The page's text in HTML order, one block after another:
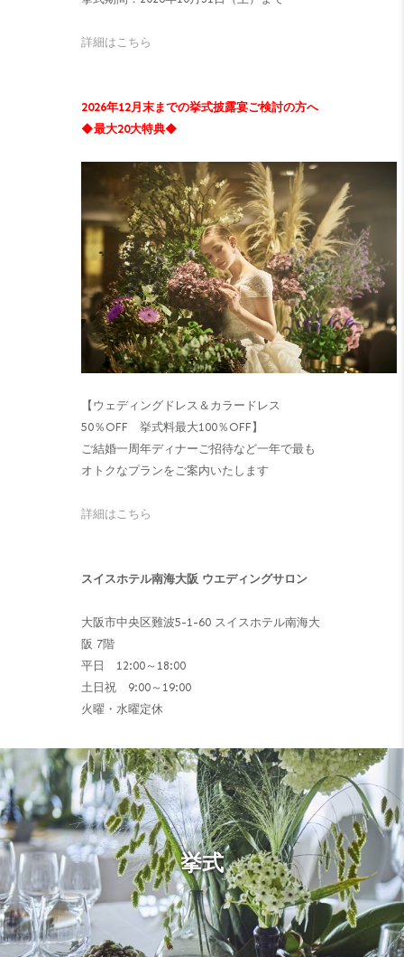
詳細はこちら
2026年12月末までの挙式披露宴ご検討の方へ
◆最大20大特典◆
【ウェディングドレス＆カラードレス
50％OFF 挙式料最大100％OFF】
ご結婚一周年ディナーご招待など一年で最も
オトクなプランをご案内いたします
詳細はこちら
スイスホテル南海大阪 ウエディングサロン
大阪市中央区難波5-1-60 スイスホテル南海大
阪 7階
平日 12:00～18:00
土日祝 9:00～19:00
火曜・水曜定休
挙式